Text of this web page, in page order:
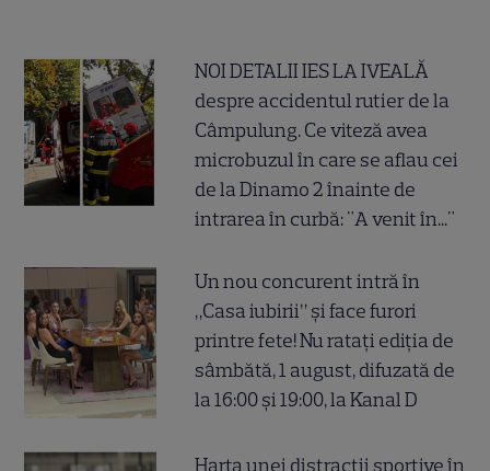
NOI DETALII IES LA IVEALĂ
despre accidentul rutier de la
Câmpulung. Ce viteză avea
microbuzul în care se aflau cei
de la Dinamo 2 înainte de
intrarea în curbă: "A venit în..."
Un nou concurent intră în
„Casa iubirii” și face furori
printre fete! Nu ratați ediția de
sâmbătă, 1 august, difuzată de
la 16:00 și 19:00, la Kanal D
Harta unei distracții sportive în